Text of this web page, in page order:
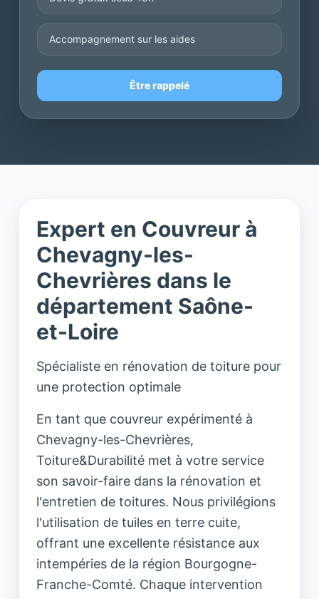
Accompagnement sur les aides
Être rappelé
Expert en Couvreur à
Chevagny-les-
Chevrières dans le
département Saône-
et-Loire
Spécialiste en rénovation de toiture pour
une protection optimale
En tant que couvreur expérimenté à
Chevagny-les-Chevrières,
Toiture&Durabilité met à votre service
son savoir-faire dans la rénovation et
l'entretien de toitures. Nous privilégions
l'utilisation de tuiles en terre cuite,
offrant une excellente résistance aux
intempéries de la région Bourgogne-
Franche-Comté. Chaque intervention